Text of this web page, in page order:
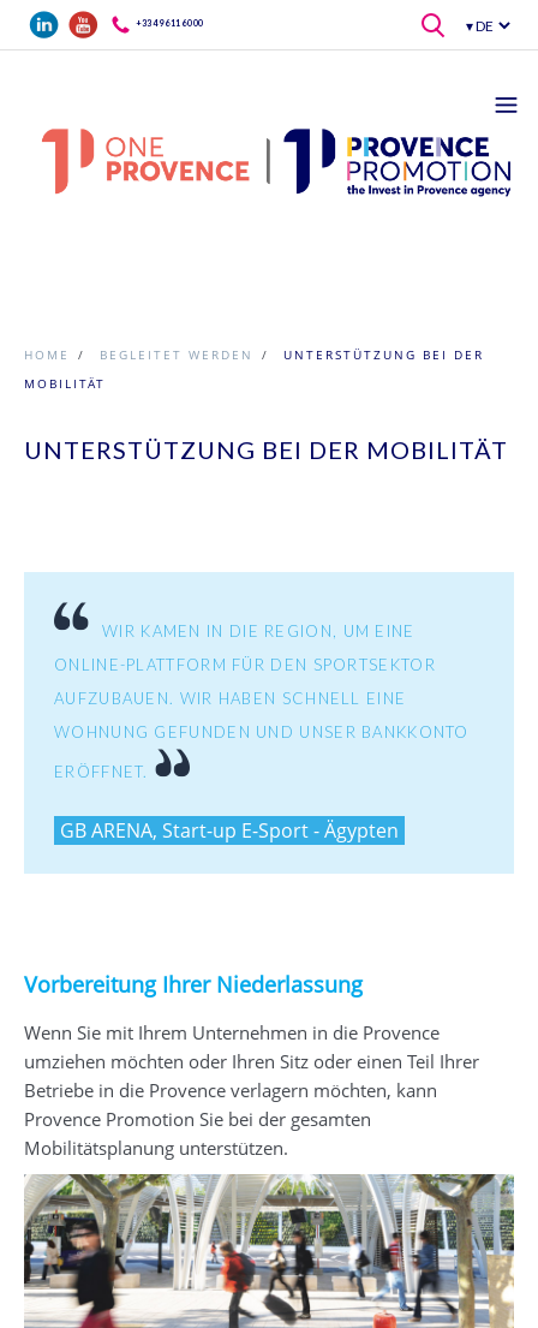
Direkt zum Inhalt+33 4 96 11 60 00
HOME / BEGLEITET WERDEN /
UNTERSTÜTZUNG BEI DER
MOBILITÄT
UNTERSTÜTZUNG BEI DER MOBILITÄT
WIR KAMEN IN DIE REGION, UM EINE
ONLINE-PLATTFORM FÜR DEN SPORTSEKTOR
AUFZUBAUEN. WIR HABEN SCHNELL EINE
WOHNUNG GEFUNDEN UND UNSER BANKKONTO
ERÖFFNET.
GB ARENA, Start-up E-Sport - Ägypten
Vorbereitung Ihrer Niederlassung
Wenn Sie mit Ihrem Unternehmen in die Provence
umziehen möchten oder Ihren Sitz oder einen Teil Ihrer
Betriebe in die Provence verlagern möchten, kann
Provence Promotion Sie bei der gesamten
Mobilitätsplanung unterstützen.